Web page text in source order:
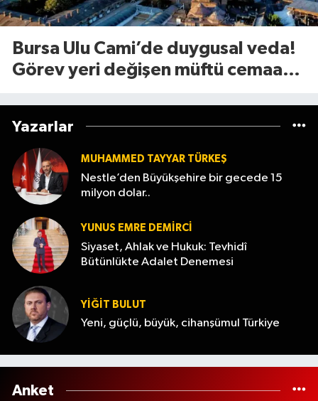
Bursa Ulu Cami’de duygusal veda!
Görev yeri değişen müftü cemaate
Yazarlar
MUHAMMED TAYYAR TÜRKEŞ
Nestle’den Büyükşehire bir gecede 15
milyon dolar..
YUNUS EMRE DEMIRCI
Siyaset, Ahlak ve Hukuk: Tevhidî
Bütünlükte Adalet Denemesi
YİĞİT BULUT
Yeni, güçlü, büyük, cihanşümul Türkiye
Anket